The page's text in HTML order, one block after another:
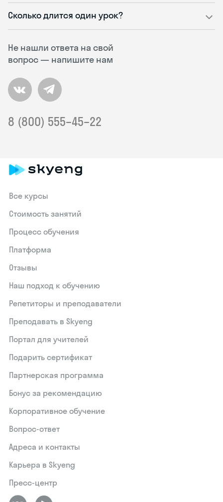
Не нашли ответа на свой
вопрос — напишите нам
8 (800) 555–45–22
Сколько длится один урок?
Все курсы
Стоимость занятий
Процесс обучения
Платформа
Отзывы
Наш подход к обучению
Репетиторы и преподаватели
Преподавать в Skyeng
Портал для учителей
Подарить сертификат
Партнерская программа
Бонус за рекомендацию
Корпоративное обучение
Вопрос-ответ
Адреса и контакты
Карьера в Skyeng
Пресс-центр